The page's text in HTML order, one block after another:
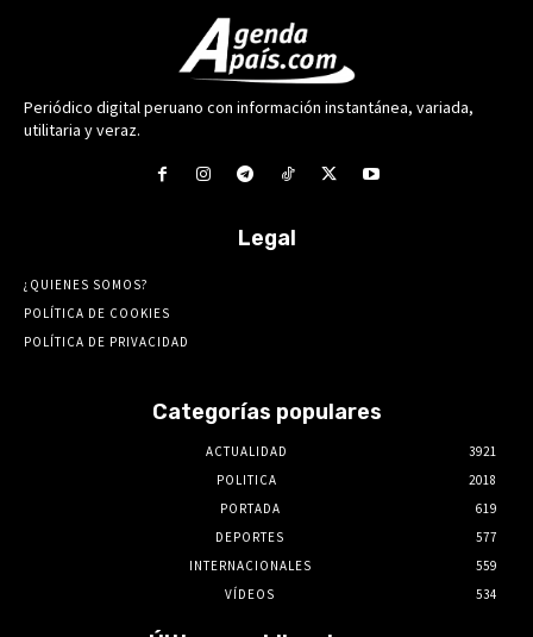
Periódico digital peruano con información instantánea, variada,
utilitaria y veraz.
Legal
¿QUIENES SOMOS?
POLÍTICA DE COOKIES
POLÍTICA DE PRIVACIDAD
Categorías populares
ACTUALIDAD
3921
POLITICA
2018
PORTADA
619
DEPORTES
577
INTERNACIONALES
559
VÍDEOS
534